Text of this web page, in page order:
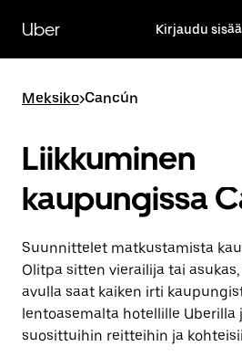
siirry
pääsisältöön
Uber Kirjaudu
Meksiko>Cancún
Liikkuminen
kaupungissa
Suunnittelet matkustamista
Olitpa sitten vierailija tai
avulla saat kaiken irti
lentoasemalta hotellille Uberilla
suosittuihin reitteihin ja